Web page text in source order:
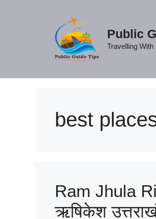
Public
Travelling
best
Ram Jhula
ऋषिकेश